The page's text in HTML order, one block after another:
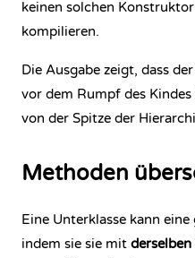
keinen solchen
kompilieren.
Die Ausgabe zeigt, dass
vor dem Rumpf des
von der Spitze der
Methoden
Eine Unterklasse kann
indem sie sie mit